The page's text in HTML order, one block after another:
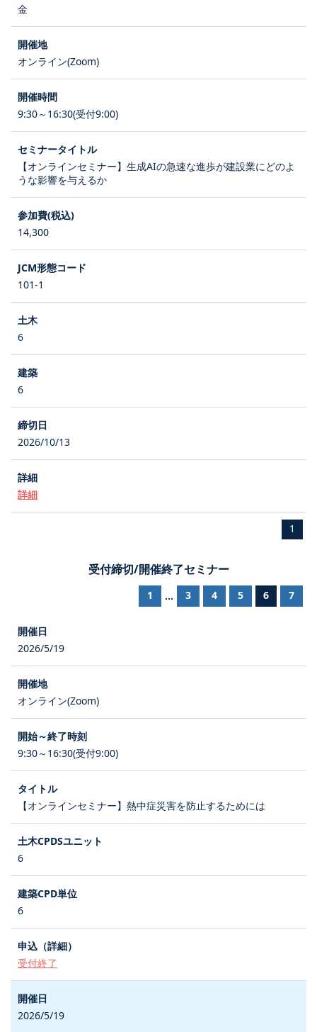
金
オンライン(Zoom)
9:30～16:30(受付9:00)
【オンラインセミナー】生成AIの急速な進歩が建設業にどのよ
うな影響を与えるか
14,300
101-1
6
6
2026/10/13
詳細
1
受付締切/開催終了セミナー
1 ... 3 4 5 6 7
2026/5/19
オンライン(Zoom)
9:30～16:30(受付9:00)
【オンラインセミナー】熱中症災害を防止するためには
6
6
受付終了
2026/5/19